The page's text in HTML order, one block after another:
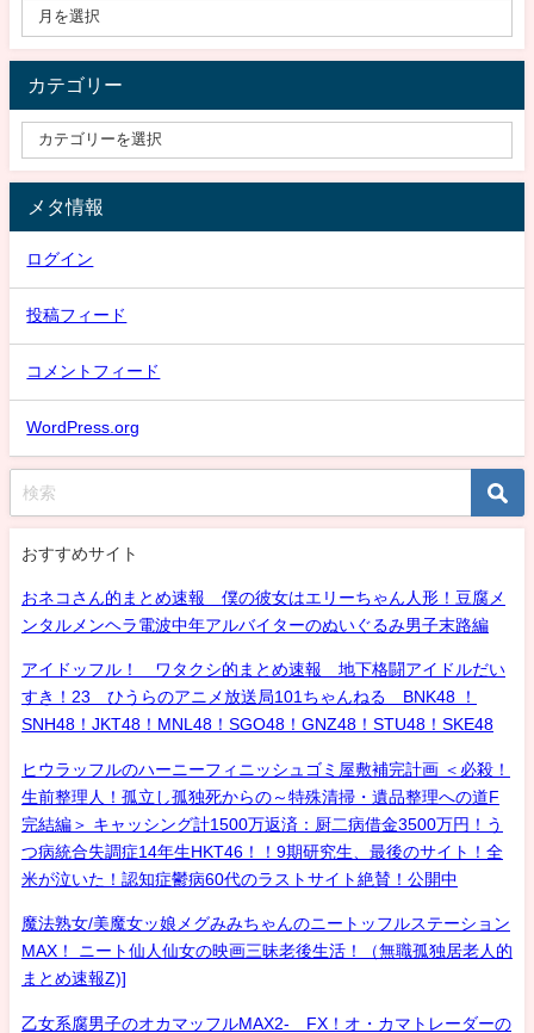
カテゴリー
メタ情報
ログイン
投稿フィード
コメントフィード
WordPress.org
おすすめサイト
おネコさん的まとめ速報 僕の彼女はエリーちゃん人形！豆腐メ
ンタルメンヘラ電波中年アルバイターのぬいぐるみ男子末路編
アイドッフル！ ワタクシ的まとめ速報 地下格闘アイドルだい
すき！23 ひうらのアニメ放送局101ちゃんねる BNK48 ！
SNH48！JKT48！MNL48！SGO48！GNZ48！STU48！SKE48
ヒウラッフルのハーニーフィニッシュゴミ屋敷補完計画 ＜必殺！
生前整理人！孤立し孤独死からの～特殊清掃・遺品整理への道F
完結編＞ キャッシング計1500万返済：厨二病借金3500万円！う
つ病統合失調症14年生HKT46！！9期研究生、最後のサイト！全
米が泣いた！認知症鬱病60代のラストサイト絶賛！公開中
魔法熟女/美魔女ッ娘メグみみちゃんのニートッフルステーション
MAX！ ニート仙人仙女の映画三昧老後生活！（無職孤独居老人的
まとめ速報Z)]
乙女系腐男子のオカマッフルMAX2- FX！オ・カマトレーダーの